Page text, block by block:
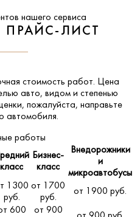
нашего сервиса
ЛИСТ
стоимость работ. Цена
авто, видом и степенью
пожалуйста, направьте
автомобиля.
работы
класс
Бизнес-
класс
Внедорожники
и
микроавтобусы
1300
руб.
от 1700
руб.
от 1900 руб.
600
от 900